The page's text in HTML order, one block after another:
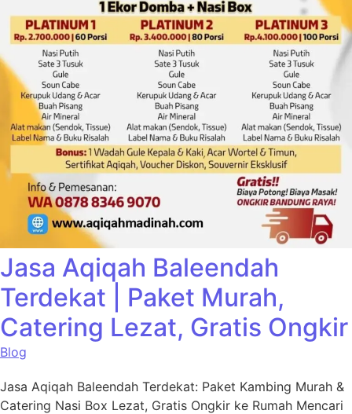
Jasa Aqiqah Baleendah
Terdekat | Paket Murah,
Catering Lezat, Gratis Ongkir
Blog
Jasa Aqiqah Baleendah Terdekat: Paket Kambing Murah &
Catering Nasi Box Lezat, Gratis Ongkir ke Rumah Mencari